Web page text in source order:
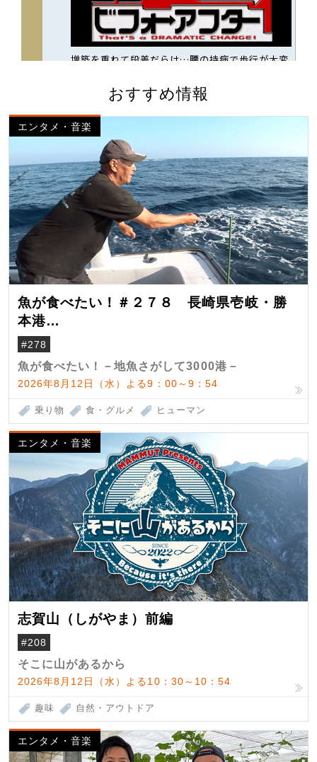
おすすめ情報
エンタメ・音楽
魚が食べたい！＃２７８ 長崎県壱岐・勝
本港
（クロマグロ）
#278
魚が食べたい！－地魚さがして3000港－
2026年8月12日（水）よる9：00～9：54
乗り物 食・グルメ ヒューマン
エンタメ・音楽
志賀山（しがやま）前編
#208
そこに山があるから
2026年8月12日（水）よる10：30～10：54
趣味 自然・アウトドア
エンタメ・音楽